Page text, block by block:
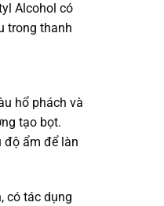
Alcohol có
trong thanh
hổ phách và
tạo bọt.
độ ẩm để làn
có tác dụng